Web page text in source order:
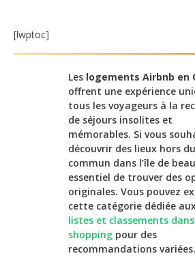
[lwptoc]
Les logements Airbnb en
offrent une expérience
tous les voyageurs à la
de séjours insolites et
mémorables. Si vous
découvrir des lieux hors du
commun dans l’île de
essentiel de trouver des
originales. Vous pouvez
cette catégorie dédiée
listes et classements
shopping pour des
recommandations variées.